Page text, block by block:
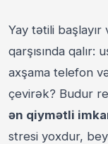
Yay tətili
qarşısında
axşama telefon
çevirək? Budur
ən qiymətli
stresi yoxdur,